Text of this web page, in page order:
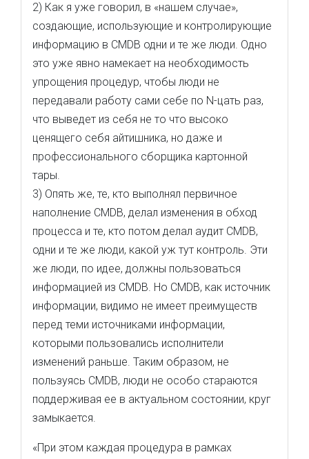
2) Как я уже говорил, в «нашем случае»,
создающие, использующие и контролирующие
информацию в CMDB одни и те же люди. Одно
это уже явно намекает на необходимость
упрощения процедур, чтобы люди не
передавали работу сами себе по N-цать раз,
что выведет из себя не то что высоко
ценящего себя айтишника, но даже и
профессионального сборщика картонной
тары.
3) Опять же, те, кто выполнял первичное
наполнение CMDB, делал изменения в обход
процесса и те, кто потом делал аудит CMDB,
одни и те же люди, какой уж тут контроль. Эти
же люди, по идее, должны пользоваться
информацией из CMDB. Но CMDB, как источник
информации, видимо не имеет преимуществ
перед теми источниками информации,
которыми пользовались исполнители
изменений раньше. Таким образом, не
пользуясь CMDB, люди не особо стараются
поддерживая ее в актуальном состоянии, круг
замыкается.
«При этом каждая процедура в рамках